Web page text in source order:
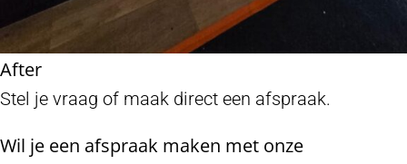
After
Stel je vraag of maak direct een afspraak.
Wil je een afspraak maken met onze